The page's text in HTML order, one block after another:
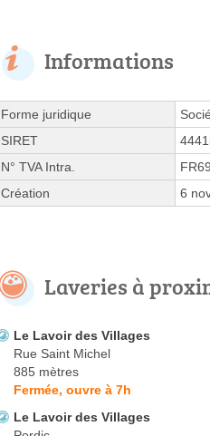
Informations
Forme juridique
SIRET
N° TVA Intra.
Création
6
Laveries à
Le Lavoir des Villages
Rue Saint Michel
885 mètres
Fermée, ouvre à 7h
Le Lavoir des Villages